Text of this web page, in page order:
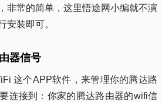
非常的简单，这里悟途网小编就不演
安装即可。
器信号
这个APP软件，来管理你的腾达路
连接到：你家的腾达路由器的wifi信